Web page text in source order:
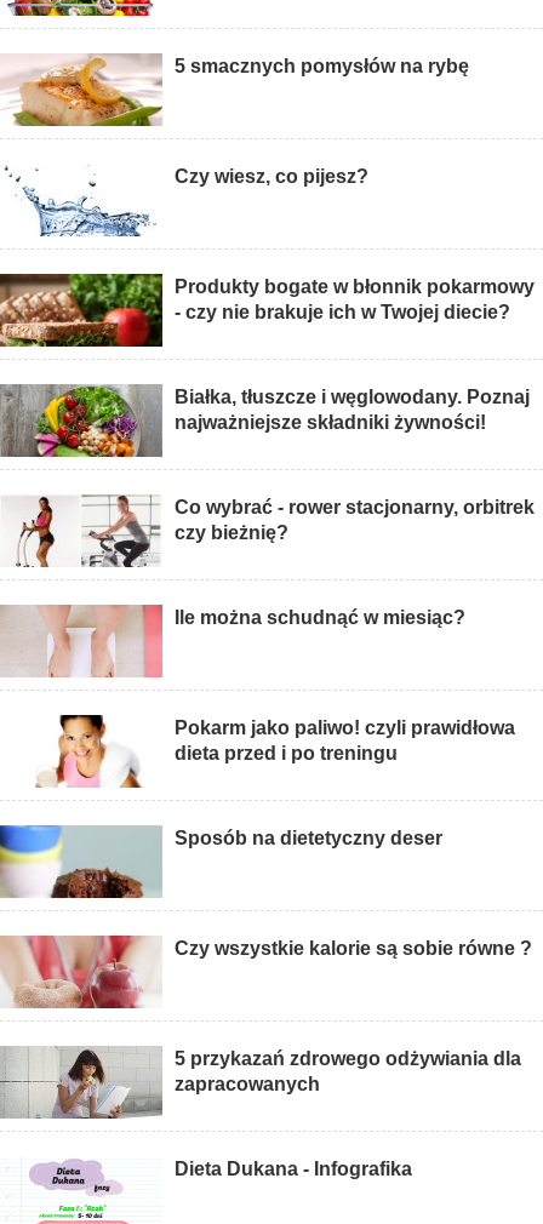
5 smacznych pomysłów na rybę
Czy wiesz, co pijesz?
Produkty bogate w błonnik pokarmowy
- czy nie brakuje ich w Twojej diecie?
Białka, tłuszcze i węglowodany. Poznaj
najważniejsze składniki żywności!
Co wybrać - rower stacjonarny, orbitrek
czy bieżnię?
Ile można schudnąć w miesiąc?
Pokarm jako paliwo! czyli prawidłowa
dieta przed i po treningu
Sposób na dietetyczny deser
Czy wszystkie kalorie są sobie równe ?
5 przykazań zdrowego odżywiania dla
zapracowanych
Dieta Dukana - Infografika